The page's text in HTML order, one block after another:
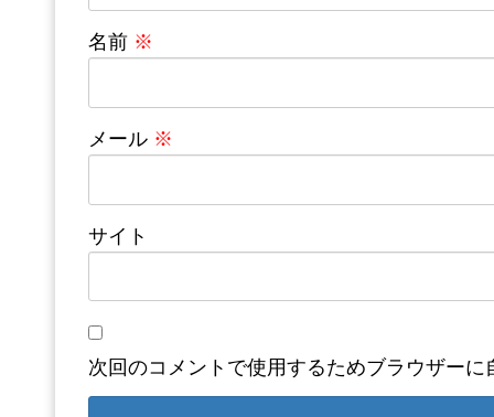
名前 ※
メール ※
サイト
次回のコメントで使用するためブラウザー